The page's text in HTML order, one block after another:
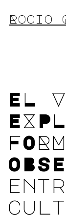
al
Rocio
EL